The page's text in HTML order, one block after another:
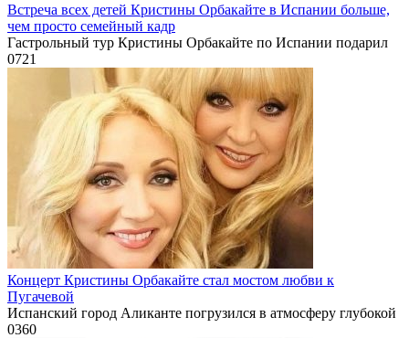
Встреча всех детей Кристины Орбакайте в Испании больше,
чем просто семейный кадр
Гастрольный тур Кристины Орбакайте по Испании подарил
0721
Концерт Кристины Орбакайте стал мостом любви к
Пугачевой
Испанский город Аликанте погрузился в атмосферу глубокой
0360